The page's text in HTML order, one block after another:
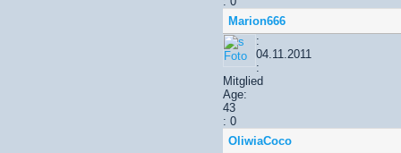
Marion666
:
04.11.2011
:
Mitglied
Age:
43
: 0
OliwiaCoco